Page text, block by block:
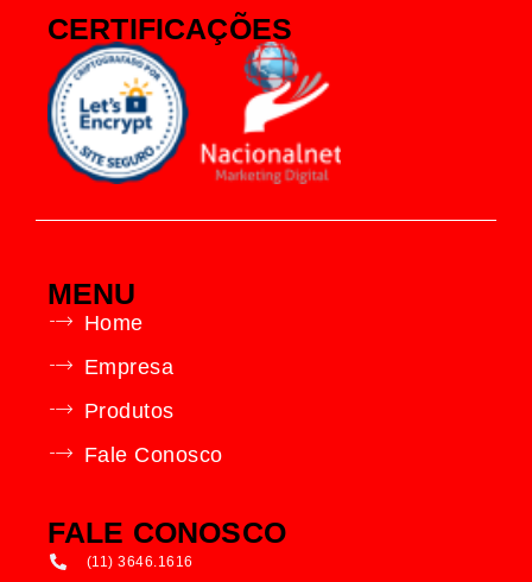
CERTIFICAÇÕES
MENU
Home
Empresa
Produtos
Fale Conosco
FALE CONOSCO
(11) 3646.1616